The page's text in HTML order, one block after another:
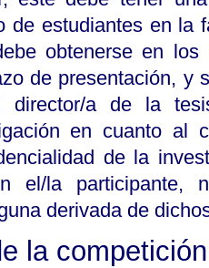
de estudiantes en la
obtenerse en
de presentación, y
director/a de la
en cuanto al
de la
el/la participante,
derivada de
la competición